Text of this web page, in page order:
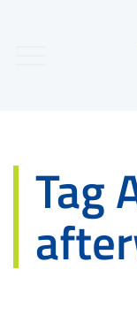
Tag